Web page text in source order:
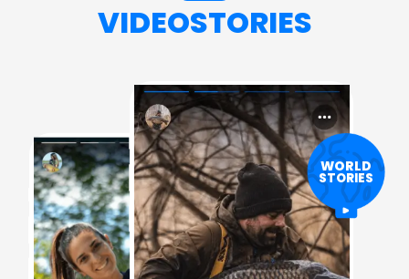
VIDEOSTORIES
WORLD
STORIES